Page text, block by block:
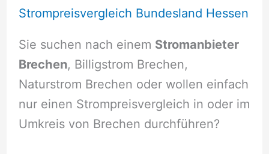
Strompreisvergleich Bundesland Hessen
Sie suchen nach einem Stromanbieter
Brechen, Billigstrom Brechen,
Naturstrom Brechen oder wollen einfach
nur einen Strompreisvergleich in oder im
Umkreis von Brechen durchführen?